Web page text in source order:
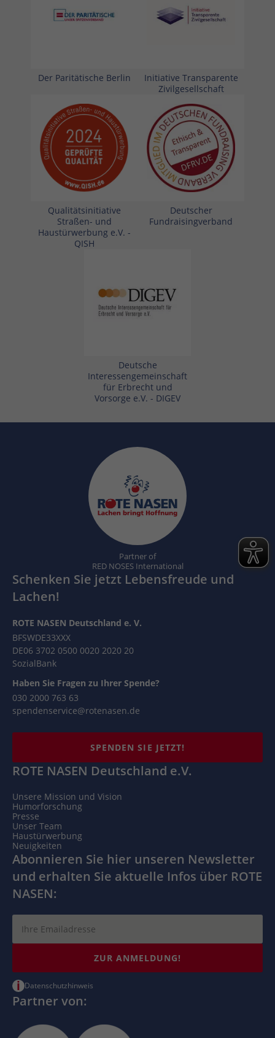
Der Paritätische Berlin
Initiative Transparente
Zivilgesellschaft
Qualitätsinitiative
Straßen- und
Haustürwerbung e.V. -
QISH
Deutscher
Fundraisingverband
Deutsche
Interessengemeinschaft
für Erbrecht und
Vorsorge e.V. - DIGEV
Partner of
RED NOSES International
Schenken Sie jetzt Lebensfreude und
Lachen!
ROTE NASEN Deutschland e. V.
BFSWDE33XXX
DE06 3702 0500 0020 2020 20
SozialBank
Haben Sie Fragen zu Ihrer Spende?
030 2000 763 63
spendenservice@rotenasen.de
SPENDEN SIE JETZT!
ROTE NASEN Deutschland e.V.
Unsere Mission und Vision
Humorforschung
Presse
Unser Team
Haustürwerbung
Neuigkeiten
Abonnieren Sie hier unseren Newsletter
und erhalten Sie aktuelle Infos über ROTE
NASEN:
ZUR ANMELDUNG!
i Datenschutzhinweis
Partner von: